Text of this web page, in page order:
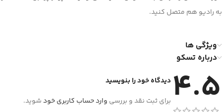
به رادیو هم متصل کنید.
ویژگی ها
درباره تسکو
4.5 دیدگاه خود را بنویسید
برای ثبت نقد و بررسی وارد حساب کاربری خودشوید.